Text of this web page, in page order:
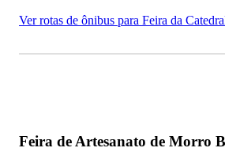
Ver rotas de ônibus para Feira da
Feira de Artesanato de Morro